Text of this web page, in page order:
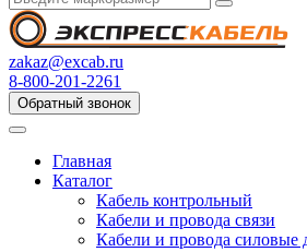
zakaz@excab.ru
8-800-201-2261
Обратный звонок
Главная
Каталог
Кабель контрольный
Кабели и провода связи
Кабели и провода силовые